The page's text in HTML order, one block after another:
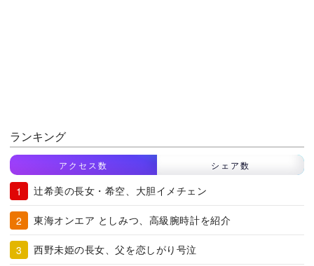
ランキング
アクセス数 シェア数
辻希美の長女・希空、大胆イメチェン
東海オンエア としみつ、高級腕時計を紹介
西野未姫の長女、父を恋しがり号泣